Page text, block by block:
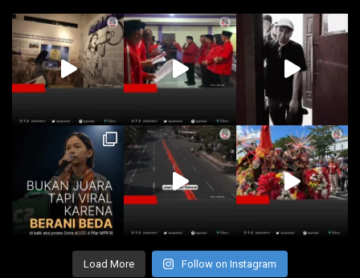
Load More Follow on Instagram